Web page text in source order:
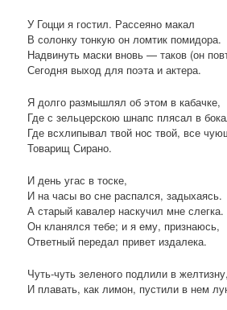
У Гоцци я гостил. Рассеяно макал
В солонку тонкую он ломтик помидора.
Надвинуть маски вновь — таков (он
Сегодня выход для поэта и актера.
Я долго размышлял об этом в кабачке,
Где с зельцерскою шнапс плясал в
Где всхлипывал твой нос твой, все
Товарищ Сирано.
И день угас в тоске,
И на часы во сне распался, задыхаясь.
А старый кавалер наскучил мне слегка.
Он кланялся тебе; и я ему, признаюсь,
Ответный передал привет издалека.
Чуть-чуть зеленого подлили в желтизну,
И плавать, как лимон, пустили в нем